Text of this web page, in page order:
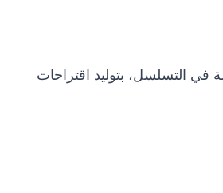
في التسلسل، بتوليد اقتراحات